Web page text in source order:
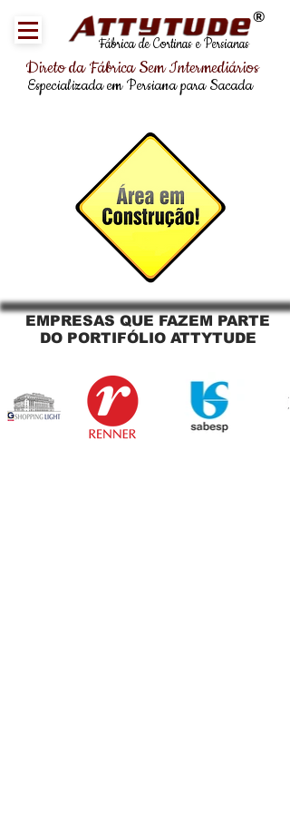
Fábrica de Cortinas e Persianas
®
Direto da Fábrica Sem Intermediários
Especializada em Persiana para Sacada
EMPRESAS QUE FAZEM PARTE
DO PORTIFÓLIO ATTYTUDE